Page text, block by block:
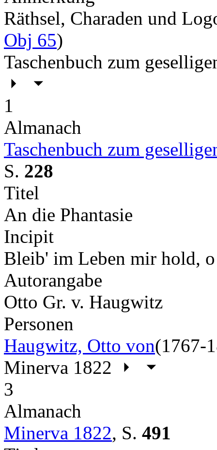
Räthsel, Charaden und
Obj 65)
Taschenbuch zum
1
Almanach
Taschenbuch zum
S. 228
Titel
An die Phantasie
Incipit
Bleib' im Leben mir hold,
Autorangabe
Otto Gr. v. Haugwitz
Personen
Haugwitz, Otto von(1767-
Minerva 1822
3
Almanach
Minerva 1822, S. 491